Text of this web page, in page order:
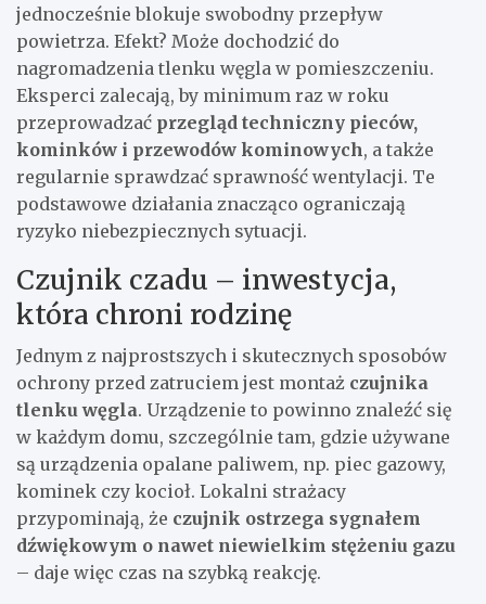
jednocześnie blokuje swobodny przepływ
powietrza. Efekt? Może dochodzić do
nagromadzenia tlenku węgla w pomieszczeniu.
Eksperci zalecają, by minimum raz w roku
przeprowadzać przegląd techniczny pieców,
kominków i przewodów kominowych, a także
regularnie sprawdzać sprawność wentylacji. Te
podstawowe działania znacząco ograniczają
ryzyko niebezpiecznych sytuacji.
Czujnik czadu – inwestycja,
która chroni rodzinę
Jednym z najprostszych i skutecznych sposobów
ochrony przed zatruciem jest montaż czujnika
tlenku węgla. Urządzenie to powinno znaleźć się
w każdym domu, szczególnie tam, gdzie używane
są urządzenia opalane paliwem, np. piec gazowy,
kominek czy kocioł. Lokalni strażacy
przypominają, że czujnik ostrzega sygnałem
dźwiękowym o nawet niewielkim stężeniu gazu
– daje więc czas na szybką reakcję.